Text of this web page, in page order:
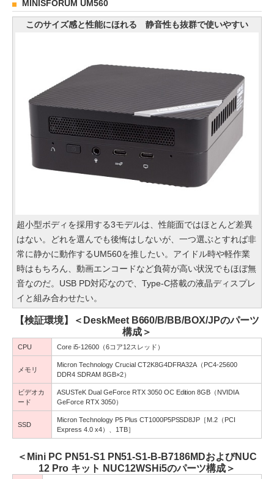
MINISFORUM UM560
このサイズ感と性能にほれる 静音性も抜群で使いやすい
超小型ボディを採用する3モデルは、性能面ではほとんど差異
はない。どれを選んでも後悔はしないが、一つ選ぶとすれば非
常に静かに動作するUM560を推したい。アイドル時や軽作業
時はもちろん、動画エンコードなど負荷が高い状況でもほぼ無
音なのだ。USB PD対応なので、Type-C搭載の液晶ディスプレ
イと組み合わせたい。
【検証環境】＜DeskMeet B660/B/BB/BOX/JPのパーツ
構成＞
CPU Core i5-12600（6コア12スレッド）
メモリ
Micron Technology Crucial CT2K8G4DFRA32A（PC4-25600
DDR4 SDRAM 8GB×2）
ビデオカ
ード
ASUSTeK Dual GeForce RTX 3050 OC Edition 8GB（NVIDIA
GeForce RTX 3050）
SSD
Micron Technology P5 Plus CT1000P5PSSD8JP［M.2（PCI
Express 4.0 x4）、1TB］
＜Mini PC PN51-S1 PN51-S1-B-B7186MDおよびNUC
12 Pro キット NUC12WSHi5のパーツ構成＞